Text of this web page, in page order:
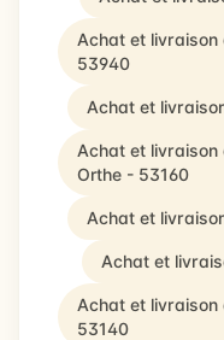
Achat et livraison
53940
Achat et
Achat et livraison
Orthe - 53160
Achat et
Achat et
Achat et livraison
53140